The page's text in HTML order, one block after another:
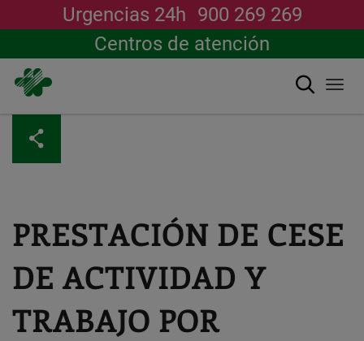
contenido
principal
Urgencias 24h 900 269 269
Centros de atención
Buscar
PRESTACIÓN DE CESE
DE ACTIVIDAD Y
TRABAJO POR